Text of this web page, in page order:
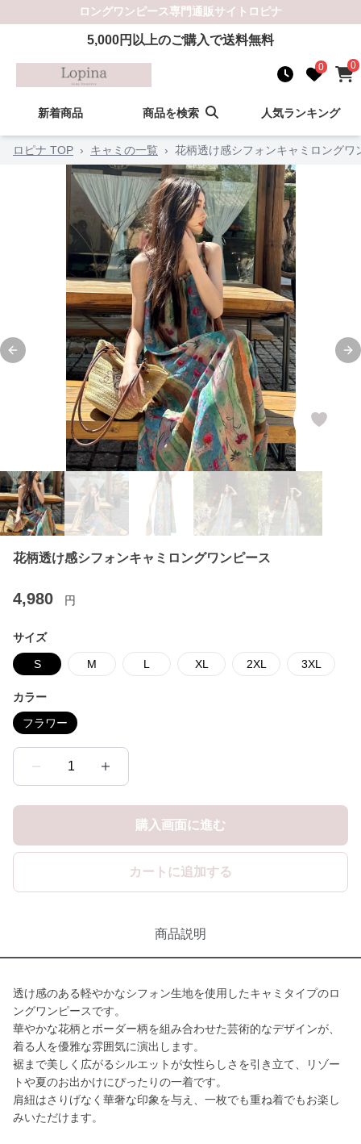
ロングワンピース専門通販サイト ロピナ
5,000円以上のご購入で送料無料
0 0
新着商品 商品を検索 人気ランキング
ロピナ TOP › キャミの一覧 › 花柄透け感シフォンキャミロングワ
Previous slide
花柄透け感シフォンキャミロングワンピース
4,980 円
サイズ
S M L XL 2XL 3XL
カラー
フラワー
1
購入画面に進む
カートに追加する
商品説明
透け感のある軽やかなシフォン生地を使用したキャミタイプのロ
ングワンピースです。
華やかな花柄とボーダー柄を組み合わせた芸術的なデザインが、
着る人を優雅な雰囲気に演出します。
裾まで美しく広がるシルエットが女性らしさを引き立て、リゾー
トや夏のお出かけにぴったりの一着です。
肩紐はさりげなく華奢な印象を与え、一枚でも重ね着でもお楽し
みいただけます。